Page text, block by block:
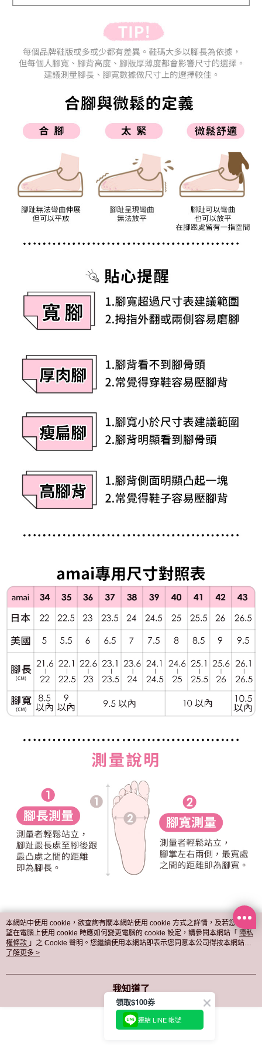
本網站中使用 cookie，欲查詢有關本網站使用 cookie 方式之詳情，及若您不希
望在電腦上使用 cookie 時應如何變更電腦的 cookie 設定，請參閱本網站「 隱私
權條款 」之 Cookie 聲明。您繼續使用本網站即表示您同意本公司得按本網站使
用條款之 Cookie 聲明使用 cookie。
了解更多 >
我知道了
領取$100券
連結 LINE 帳號